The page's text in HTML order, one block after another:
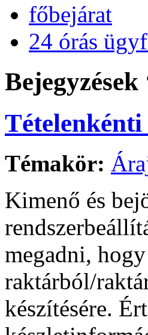
főbejárat
24 órás
Bejegyzések
Témakör:
Kimenő és
megadni,
raktárból/
készítésére.